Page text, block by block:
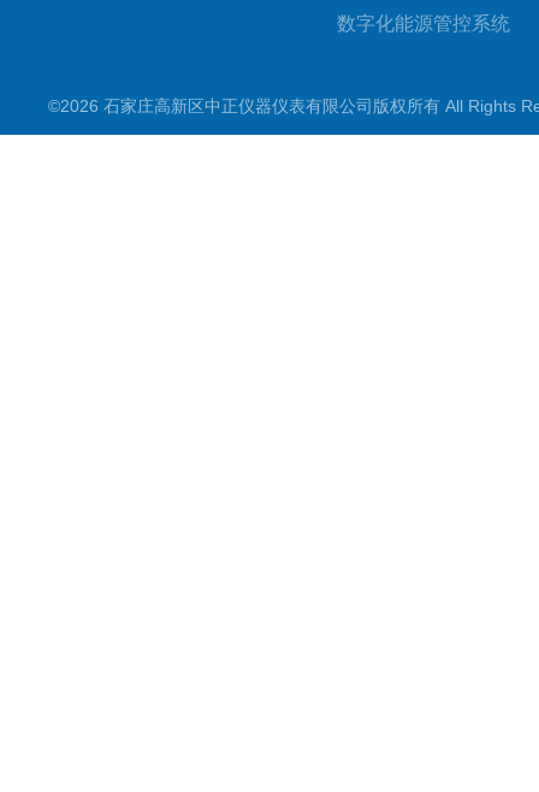
数字化能源管控系统
变送器
©2026 石家庄高新区中正仪器仪表有限公司版权所有 All